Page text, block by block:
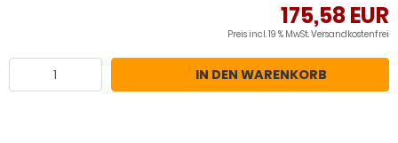
175,58 EUR
Preis incl. 19 % MwSt.Versandkostenfrei
IN DEN WARENKORB